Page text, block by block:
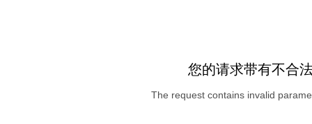
您的请求带有不合
The request contains invalid